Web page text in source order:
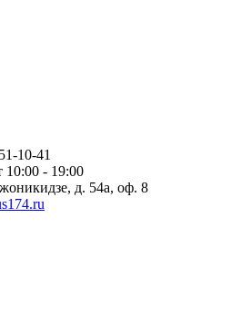
10-41
- 19:00
д. 54а, оф. 8